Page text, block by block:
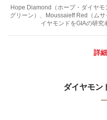
Hope Diamond（ホープ・ダイヤ
グリーン）、Moussaieff Red（ム
イヤモンドをGIAの研究
詳
ダイヤモン